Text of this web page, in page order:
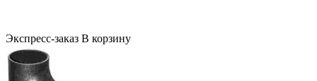
Экспресс-заказ В корзину